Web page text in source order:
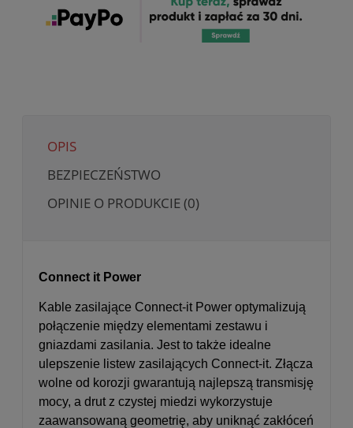
OPIS
BEZPIECZEŃSTWO
OPINIE O PRODUKCIE (0)
Connect it Power
Kable zasilające Connect-it Power optymalizują
połączenie między elementami zestawu i
gniazdami zasilania. Jest to także idealne
ulepszenie listew zasilających Connect-it. Złącza
wolne od korozji gwarantują najlepszą transmisję
mocy, a drut z czystej miedzi wykorzystuje
zaawansowaną geometrię, aby uniknąć zakłóceń